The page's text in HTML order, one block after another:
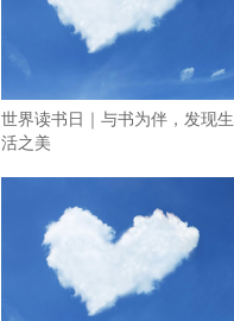
世界读书日｜与书为伴，发现生
活之美